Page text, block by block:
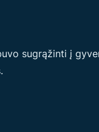
sugrąžinti į